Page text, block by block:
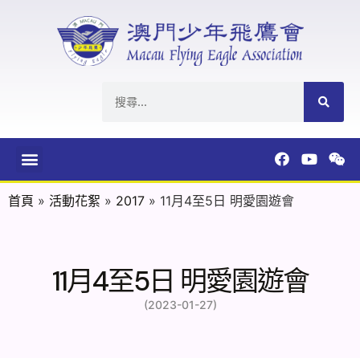
首頁 » 活動花絮 » 2017 » 11月4至5日 明愛園遊會
11月4至5日 明愛園遊會
(2023-01-27)